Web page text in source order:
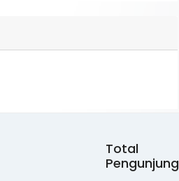
Total
Pengunjung